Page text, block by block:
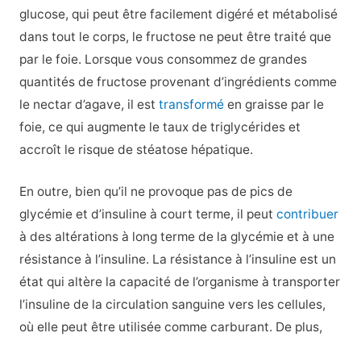
glucose, qui peut être facilement digéré et métabolisé
dans tout le corps, le fructose ne peut être traité que
par le foie. Lorsque vous consommez de grandes
quantités de fructose provenant d’ingrédients comme
le nectar d’agave, il est transforméen graisse par le
foie, ce qui augmente le taux de triglycérides et
accroît le risque de stéatose hépatique.
En outre, bien qu’il ne provoque pas de pics de
glycémie et d’insuline à court terme, il peut contribuer
à des altérations à long terme de la glycémie et à une
résistance à l’insuline. La résistance à l’insuline est un
état qui altère la capacité de l’organisme à transporter
l’insuline de la circulation sanguine vers les cellules,
où elle peut être utilisée comme carburant. De plus,